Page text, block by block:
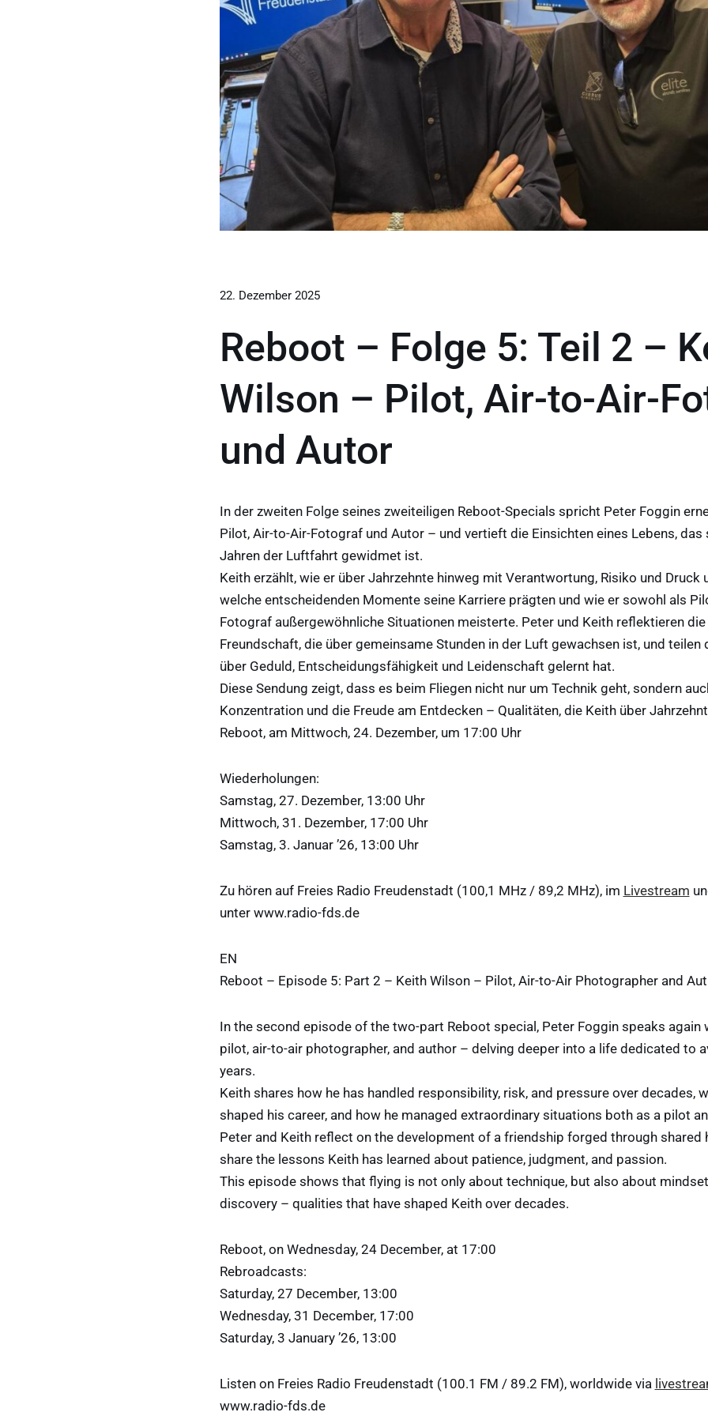
22. Dezember 2025
Reboot – Folge 5: Teil 2 –
Wilson – Pilot, Air-to-Air-
und Autor
In der zweiten Folge seines zweiteiligen Reboot-Specials spricht Peter Foggin
Pilot, Air-to-Air-Fotograf und Autor – und vertieft die Einsichten eines Lebens, das
Jahren der Luftfahrt gewidmet ist.
Keith erzählt, wie er über Jahrzehnte hinweg mit Verantwortung, Risiko und Druck
welche entscheidenden Momente seine Karriere prägten und wie er sowohl als
Fotograf außergewöhnliche Situationen meisterte. Peter und Keith reflektieren
Freundschaft, die über gemeinsame Stunden in der Luft gewachsen ist, und teilen
über Geduld, Entscheidungsfähigkeit und Leidenschaft gelernt hat.
Diese Sendung zeigt, dass es beim Fliegen nicht nur um Technik geht, sondern
Konzentration und die Freude am Entdecken – Qualitäten, die Keith über
Reboot, am Mittwoch, 24. Dezember, um 17:00 Uhr
Wiederholungen:
Samstag, 27. Dezember, 13:00 Uhr
Mittwoch, 31. Dezember, 17:00 Uhr
Samstag, 3. Januar ’26, 13:00 Uhr
Zu hören auf Freies Radio Freudenstadt (100,1 MHz / 89,2 MHz), im Livestream
unter www.radio-fds.de
EN
Reboot – Episode 5: Part 2 – Keith Wilson – Pilot, Air-to-Air Photographer and
In the second episode of the two-part Reboot special, Peter Foggin speaks again
pilot, air-to-air photographer, and author – delving deeper into a life dedicated to
years.
Keith shares how he has handled responsibility, risk, and pressure over decades,
shaped his career, and how he managed extraordinary situations both as a pilot
Peter and Keith reflect on the development of a friendship forged through shared
share the lessons Keith has learned about patience, judgment, and passion.
This episode shows that flying is not only about technique, but also about
discovery – qualities that have shaped Keith over decades.
Reboot, on Wednesday, 24 December, at 17:00
Rebroadcasts:
Saturday, 27 December, 13:00
Wednesday, 31 December, 17:00
Saturday, 3 January ’26, 13:00
Listen on Freies Radio Freudenstadt (100.1 FM / 89.2 FM), worldwide via
www.radio-fds.de